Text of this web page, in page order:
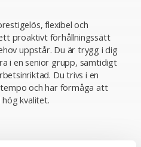
flexibel och
proaktivt förhållningssätt
uppstår. Du är trygg i dig
i en senior grupp, samtidigt
Du trivs i en
och har förmåga att
kvalitet.